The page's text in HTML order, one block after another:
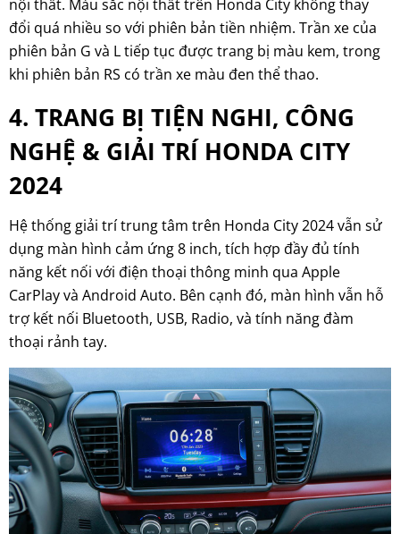
nội thất. Màu sắc nội thất trên Honda City không thay
đổi quá nhiều so với phiên bản tiền nhiệm. Trần xe của
phiên bản G và L tiếp tục được trang bị màu kem, trong
khi phiên bản RS có trần xe màu đen thể thao.
4. TRANG BỊ TIỆN NGHI, CÔNG
NGHỆ & GIẢI TRÍ HONDA CITY
2024
Hệ thống giải trí trung tâm trên Honda City 2024 vẫn sử
dụng màn hình cảm ứng 8 inch, tích hợp đầy đủ tính
năng kết nối với điện thoại thông minh qua Apple
CarPlay và Android Auto. Bên cạnh đó, màn hình vẫn hỗ
trợ kết nối Bluetooth, USB, Radio, và tính năng đàm
thoại rảnh tay.